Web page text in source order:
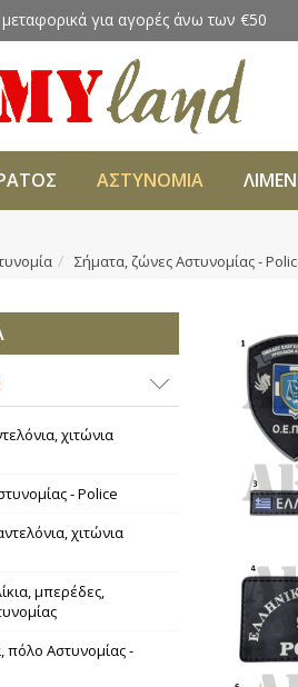
για αγορές άνω των €50
ΑΣΤΥΝΟΜΙΑ
Σήματα, ζώνες Αστυνομίας -
χιτώνια
- Police
χιτώνια
μπερέδες,
πόλο Αστυνομίας -